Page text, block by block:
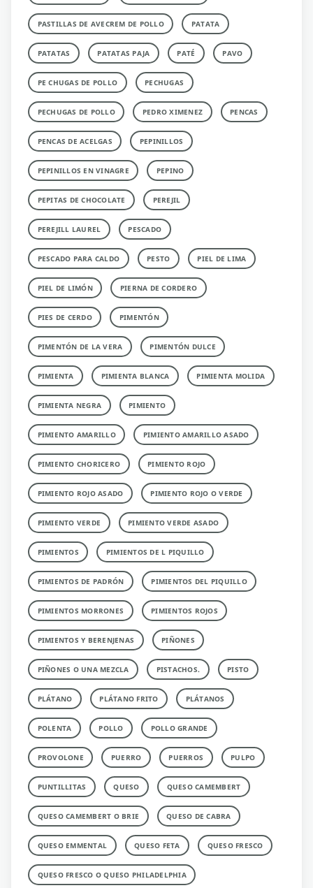
PASTILLAS DE AVECREM DE POLLO PATATA
PATATAS PATATAS PAJA PATÉ PAVO
PE CHUGAS DE POLLO PECHUGAS
PECHUGAS DE POLLO PEDRO XIMENEZ PENCAS
PENCAS DE ACELGAS PEPINILLOS
PEPINILLOS EN VINAGRE PEPINO
PEPITAS DE CHOCOLATE PEREJIL
PEREJILL LAUREL PESCADO
PESCADO PARA CALDO PESTO PIEL DE LIMA
PIEL DE LIMÓN PIERNA DE CORDERO
PIES DE CERDO PIMENTÓN
PIMENTÓN DE LA VERA PIMENTÓN DULCE
PIMIENTA PIMIENTA BLANCA PIMIENTA MOLIDA
PIMIENTA NEGRA PIMIENTO
PIMIENTO AMARILLO PIMIENTO AMARILLO ASADO
PIMIENTO CHORICERO PIMIENTO ROJO
PIMIENTO ROJO ASADO PIMIENTO ROJO O VERDE
PIMIENTO VERDE PIMIENTO VERDE ASADO
PIMIENTOS PIMIENTOS DE L PIQUILLO
PIMIENTOS DE PADRÓN PIMIENTOS DEL PIQUILLO
PIMIENTOS MORRONES PIMIENTOS ROJOS
PIMIENTOS Y BERENJENAS PIÑONES
PIÑONES O UNA MEZCLA PISTACHOS. PISTO
PLÁTANO PLÁTANO FRITO PLÁTANOS
POLENTA POLLO POLLO GRANDE
PROVOLONE PUERRO PUERROS PULPO
PUNTILLITAS QUESO QUESO CAMEMBERT
QUESO CAMEMBERT O BRIE QUESO DE CABRA
QUESO EMMENTAL QUESO FETA QUESO FRESCO
QUESO FRESCO O QUESO PHILADELPHIA